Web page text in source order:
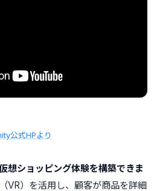
公式HPより
想ショッピング体験を構築できま
VR）を活用し、顧客が商品を詳細